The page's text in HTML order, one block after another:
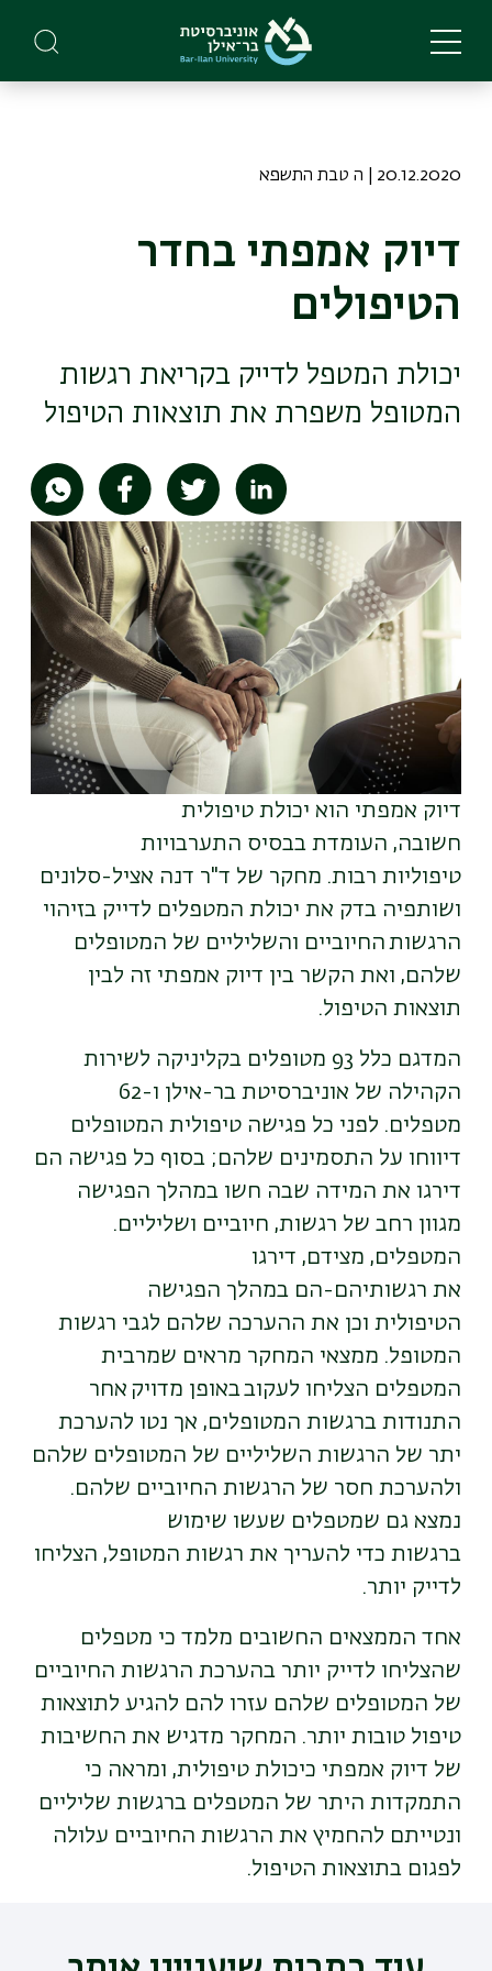
main
20.12.2020 | ה טבת התשפא
דיוק אמפתי בחדר
הטיפולים
יכולת המטפל לדייק בקריאת רגשות
המטופל משפרת את תוצאות הטיפול
תמונה
דיוק אמפתי הוא יכולת טיפולית
חשובה, העומדת בבסיס התערבויות
טיפוליות רבות. מחקר של ד"ר דנה אציל-סלונים
ושותפיה בדק את יכולת המטפלים לדייק בזיהוי
הרגשות החיוביים והשליליים של המטופלים
שלהם, ואת הקשר בין דיוק אמפתי זה לבין
תוצאות הטיפול.
המדגם כלל 93 מטופלים בקליניקה לשירות
הקהילה של אוניברסיטת בר-אילן ו-62
מטפלים. לפני כל פגישה טיפולית המטופלים
דיווחו על התסמינים שלהם; בסוף כל פגישה הם
דירגו את המידה שבה חשו במהלך הפגישה
מגוון רחב של רגשות, חיוביים ושליליים.
המטפלים, מצידם, דירגו
את רגשותיהם-הם במהלך הפגישה
הטיפולית וכן את ההערכה שלהם לגבי רגשות
המטופל. ממצאי המחקר מראים שמרבית
המטפלים הצליחו לעקוב באופן מדויק אחר
התנודות ברגשות המטופלים, אך נטו להערכת
יתר של הרגשות השליליים של המטופלים שלהם
ולהערכת חסר של הרגשות החיוביים שלהם.
נמצא גם שמטפלים שעשו שימוש
ברגשות כדי להעריך את רגשות המטופל, הצליחו
לדייק יותר.
אחד הממצאים החשובים מלמד כי מטפלים
שהצליחו לדייק יותר בהערכת הרגשות החיוביים
של המטופלים שלהם עזרו להם להגיע לתוצאות
טיפול טובות יותר. המחקר מדגיש את החשיבות
של דיוק אמפתי כיכולת טיפולית, ומראה כי
התמקדות היתר של המטפלים ברגשות שליליים
ונטייתם להחמיץ את הרגשות החיוביים עלולה
לפגום בתוצאות הטיפול.